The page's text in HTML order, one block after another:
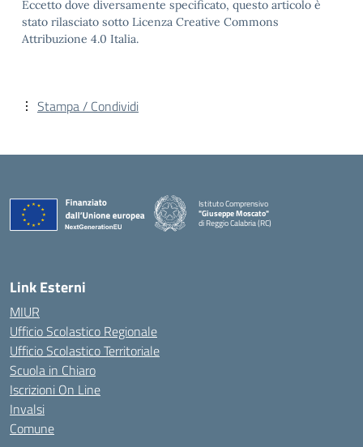
Eccetto dove diversamente specificato, questo articolo è
stato rilasciato sotto Licenza Creative Commons
Attribuzione 4.0 Italia.
Stampa / Condividi
Istituto Comprensivo
"Giuseppe Moscato"
di Reggio Calabria (RC)
— Visita la pagina iniziale della scuola
Link Esterni
MIUR
Ufficio Scolastico Regionale
Ufficio Scolastico Territoriale
Scuola in Chiaro
Iscrizioni On Line
Invalsi
Comune